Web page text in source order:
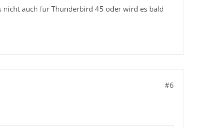
auch für Thunderbird 45 oder wird es bald
#6